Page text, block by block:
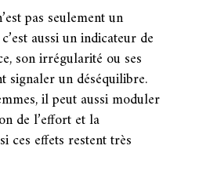
pas seulement un
aussi un indicateur de
son irrégularité ou ses
signaler un déséquilibre.
il peut aussi moduler
de l’effort et la
ces effets restent très